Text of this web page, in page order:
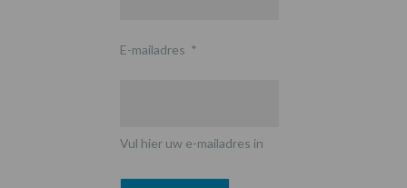
E-mailadres *
Vul hier uw e-mailadres in